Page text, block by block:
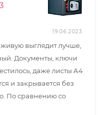
19.06.2023
выглядит лучше,
Документы, ключи
даже листы А4
и закрывается без
По сравнению со